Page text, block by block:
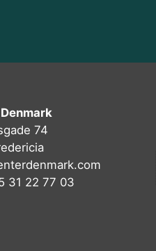
74
31 22 77 03